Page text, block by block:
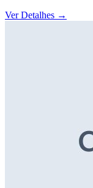
Ver Detalhes →